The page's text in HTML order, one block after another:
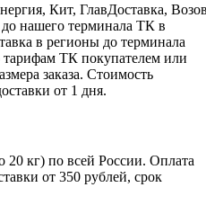
Кит, ГлавДоставка,
нашего терминала ТК в
в регионы до терминала
тарифам ТК покупателем или
заказа. Стоимость
от 1 дня.
кг) по всей России. Оплата
от 350 рублей, срок